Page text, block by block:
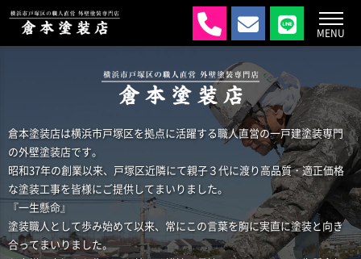
MENU
倉本塗装店は横浜市戸塚区を拠点に活躍する職人直営の一戸建塗装専門
の外壁塗装店です。
昭和37年の創業以来、戸塚区近隣にて親子３代に渡り高品質・適正価格
な塗装工事を皆様にご提供してまいりました。
『一生懸命』
塗装職人として歩み始めて以来、常にこの言葉を胸に実直に塗装と向き
合ってまいりました。